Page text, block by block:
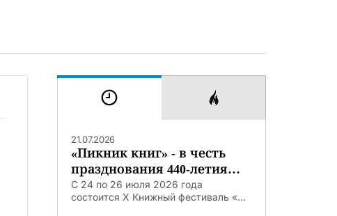
21.07.2026
«Пикник книг» - в честь
празднования 440-летия
Тюмени
С 24 по 26 июля 2026 года
состоится X Книжный фестиваль «...